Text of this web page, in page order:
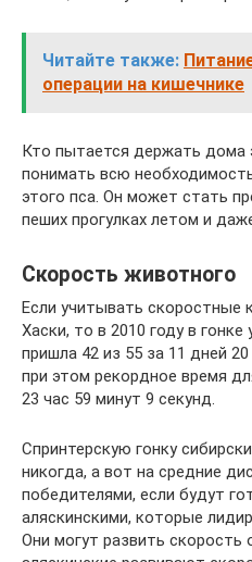
Читайте также:
операции на кишечнике
Кто пытается держать дома
понимать всю
этого пса. Он может стать
пеших прогулках летом и
Скорость животного
Если учитывать скоростные
Хаски, то в 2010 году в гонке
пришла 42 из 55 за 11 дней
при этом рекордное время
23 час 59 минут 9 секунд.
Спринтерскую гонку
никогда, а вот на средние
победителями, если будут
аляскинскими, которые
Они могут развить скорость